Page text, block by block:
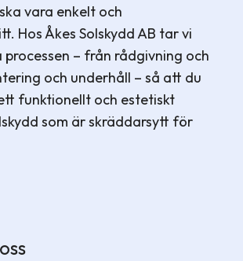
vara enkelt och
Hos Åkes Solskydd AB tar vi
processen – från rådgivning och
och underhåll – så att du
funktionellt och estetiskt
som är skräddarsytt för